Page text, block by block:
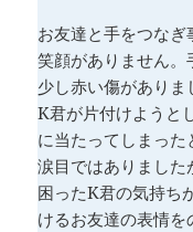
お友達と手をつな
笑顔がありません。
少し赤い傷があり
K君が片付けようと
に当たってしまっ
涙目ではありました
困ったK君の気持ち
けるお友達の表情を